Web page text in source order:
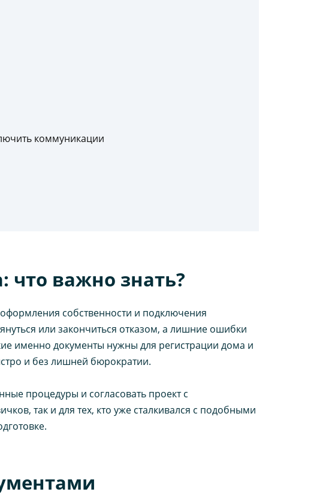
коммуникации
что важно знать?
собственности и подключения
или закончиться отказом, а лишние ошибки
именно документы нужны для регистрации дома и
и без лишней бюрократии.
процедуры и согласовать проект с
так и для тех, кто уже сталкивался с подобными